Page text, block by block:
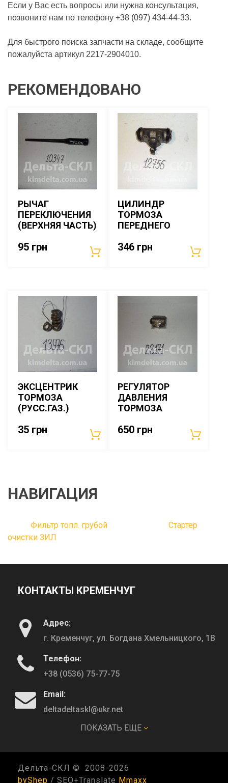
Если у Вас есть вопросы или нужна консультация,
позвоните нам по телефону +38 (097) 434-44-33.
Для быстрого поиска запчасти на складе, сообщите
пожалуйста артикул 2217-2904010.
РЕКОМЕНДОВАНО
РЫЧАГ
ПЕРЕКЛЮЧЕНИЯ
(ВЕРХНЯЯ ЧАСТЬ)
95 грн
ЦИЛИНДР
ТОРМОЗА
ПЕРЕДНЕГО
346 грн
ЭКСЦЕНТРИК
ТОРМОЗА
(РУСС.ГАЗ.)
35 грн
РЕГУЛЯТОР
ДАВЛЕНИЯ
ТОРМОЗА
650 грн
НАВИГАЦИЯ
Фильтр топл. грубой
очистки ЗИЛ
Стартер
КОНТАКТЫ КРЕМЕНЧУГ
Адрес:
г. Кременчуг, ул. Богдана Хмельницкого, 1В
Телефон:
+38 (0536) 75-77-75
Email:
deltadeltaskl@ukr.net
Адрес:
ПОКАЗАТЬ ЕЩЕ
Дельта-СКЛ © 2008-2026
byShep / SEO+Translate Mmaxx